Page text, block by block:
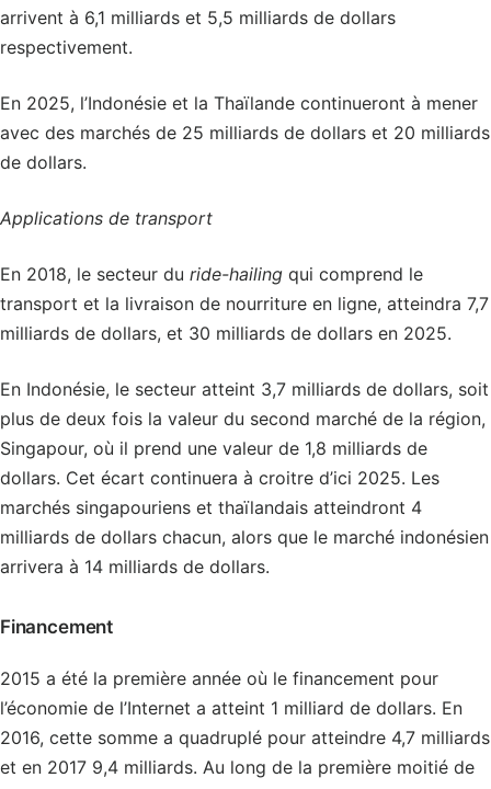
arrivent à 6,1 milliards et 5,5 milliards de dollars
respectivement.
En 2025, l’Indonésie et la Thaïlande continueront à mener
avec des marchés de 25 milliards de dollars et 20 milliards
de dollars.
Applications de transport
En 2018, le secteur du ride-hailing qui comprend le
transport et la livraison de nourriture en ligne, atteindra 7,7
milliards de dollars, et 30 milliards de dollars en 2025.
En Indonésie, le secteur atteint 3,7 milliards de dollars, soit
plus de deux fois la valeur du second marché de la région,
Singapour, où il prend une valeur de 1,8 milliards de
dollars. Cet écart continuera à croitre d’ici 2025. Les
marchés singapouriens et thaïlandais atteindront 4
milliards de dollars chacun, alors que le marché indonésien
arrivera à 14 milliards de dollars.
Financement
2015 a été la première année où le financement pour
l’économie de l’Internet a atteint 1 milliard de dollars. En
2016, cette somme a quadruplé pour atteindre 4,7 milliards
et en 2017 9,4 milliards. Au long de la première moitié de